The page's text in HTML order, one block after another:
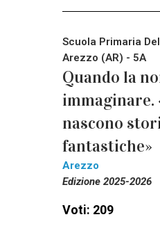
Scuola Primaria
Arezzo (AR) - 5A
Quando la
immaginare.
nascono
fantastiche»
Arezzo
Edizione 2025-2026
Voti: 209